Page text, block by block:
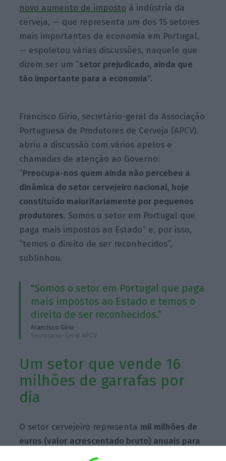
novo aumento de imposto à indústria da
cerveja, — que representa um dos 15 setores
mais importantes da economia em Portugal,
— espoletou várias discussões, naquele que
dizem ser um “setor prejudicado, ainda que
tão importante para a economia”.
Francisco Gírio, secretário-geral da Associação
Portuguesa de Produtores de Cerveja (APCV).
abriu a discussão com vários apelos e
chamadas de atenção ao Governo:
“Preocupa-nos quem ainda não percebeu a
dinâmica do setor cervejeiro nacional, hoje
constituído maioritariamente por pequenos
produtores. Somos o setor em Portugal que
paga mais impostos ao Estado” e, por isso,
“temos o direito de ser reconhecidos”,
sublinhou.
"Somos o setor em Portugal que paga
mais impostos ao Estado e temos o
direito de ser reconhecidos.”
Francisco Gírio
Secretário-Geral APCV
Um setor que vende 16
milhões de garrafas por
dia
O setor cervejeiro representa mil milhões de
euros (valor acrescentado bruto) anuais para
sendo que um terço desse